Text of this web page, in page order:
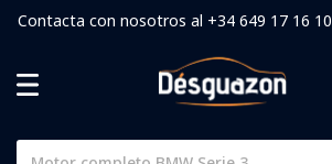
Contacta con nosotros al +34 649 17 16 10